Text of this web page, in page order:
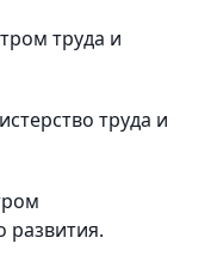
труда и
труда и
развития.